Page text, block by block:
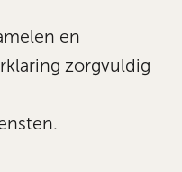
en
zorgvuldig